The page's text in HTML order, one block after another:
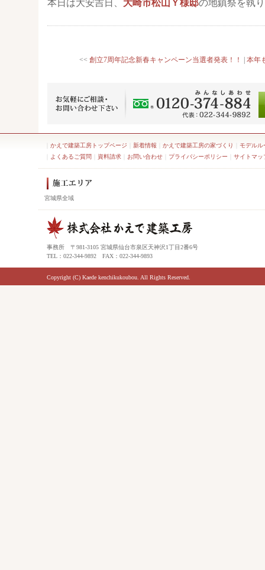
本日は大安吉日、 大崎市松山Ｙ様邸の地鎮祭を執
<< 創立7周年記念新春キャンペーン当選者発表！！ 本年
かえで建築工房トップページ 新着情報 かえで建築工房の家づくり
モデルル
よくあるご質問 資料請求 お問い合わせ プライバシーポリシー サイトマッ
宮城県全域
事務所 〒981-3105 宮城県仙台市泉区天神沢1丁目2番6号
TEL：022-344-9892 FAX：022-344-9893
Copyright (C) Kaede kenchikukoubou. All Rights Reserved.